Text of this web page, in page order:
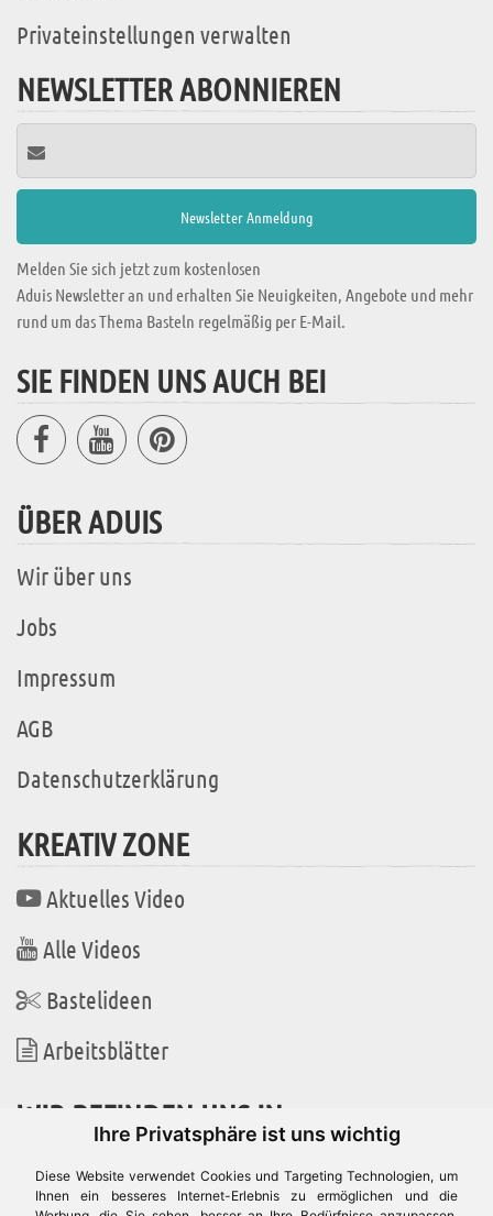
Ihre Privatsphäre ist uns wichtig
Diese Website verwendet Cookies und Targeting Technologien, um
Ihnen ein besseres Internet-Erlebnis zu ermöglichen und die
Privateinstellungen verwalten
NEWSLETTER ABONNIEREN
Melden Sie sich jetzt zum kostenlosen
Aduis Newsletter an und erhalten Sie Neuigkeiten, Angebote und mehr
rund um das Thema Basteln regelmäßig per E-Mail.
SIE FINDEN UNS AUCH BEI
ÜBER ADUIS
Wir über uns
Jobs
Impressum
AGB
Datenschutzerklärung
KREATIV ZONE
Aktuelles Video
Alle Videos
Bastelideen
Arbeitsblätter
WIR BEFINDEN UNS IN